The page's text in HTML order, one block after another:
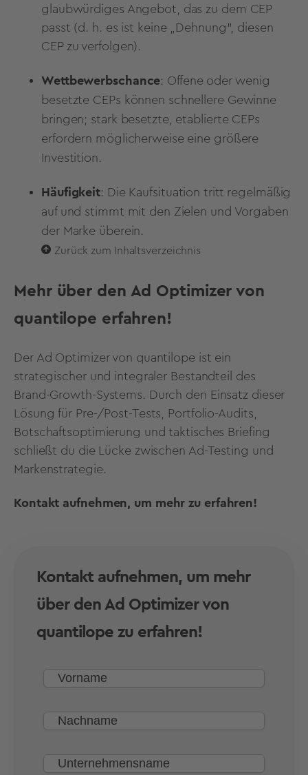
glaubwürdiges Angebot, das zu dem CEP
passt (d. h. es ist keine „Dehnung", diesen
CEP zu verfolgen).
Wettbewerbschance: Offene oder wenig
besetzte CEPs können schnellere Gewinne
bringen; stark besetzte, etablierte CEPs
erfordern möglicherweise eine größere
Investition.
Häufigkeit: Die Kaufsituation tritt regelmäßig
auf und stimmt mit den Zielen und Vorgaben
der Marke überein.
Zurück zum Inhaltsverzeichnis
Mehr über den Ad Optimizer von
quantilope erfahren!
Der Ad Optimizer von quantilope ist ein
strategischer und integraler Bestandteil des
Brand-Growth-Systems. Durch den Einsatz dieser
Lösung für Pre-/Post-Tests, Portfolio-Audits,
Botschaftsoptimierung und taktisches Briefing
schließt du die Lücke zwischen Ad-Testing und
Markenstrategie.
Kontakt aufnehmen, um mehr zu erfahren!
Kontakt aufnehmen, um mehr
über den Ad Optimizer von
quantilope zu erfahren!